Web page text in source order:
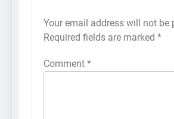
Your email address will not be
Required fields are marked *
Comment *